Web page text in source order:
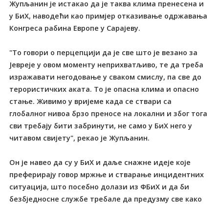
Жупљанин је истакао да је таква клима пренесена и
у БиХ, наводећи као примјер отказивање одржавања
Конгреса рабина Европе у Сарајеву.
"То говори о перцепцији да је све што је везано за
Јевреје у овом моменту неприхватљиво, те да треба
изражавати негодовање у сваком смислу, па све до
терористичких аката. То је опасна клима и опасно
стање. Живимо у вријеме када се ствари са
глобалног нивоа брзо преносе на локални и због тога
сви требају бити забринути, не само у БиХ него у
читавом свијету", рекао је Жупљанин.
Он је навео да су у БиХ и даље снажне идеје које
преферирају говор мржње и стварање инцидентних
ситуација, што посебно долази из ФБиХ и да би
безбједносне службе требале да предузму све како